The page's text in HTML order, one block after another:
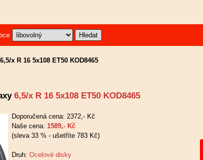
x R 16 5x108 ET50 KOD8465
6,5/x R 16 5x108 ET50 KOD8465
Doporučená cena: 2372,- Kč
Naše cena: 1589,- Kč
(sleva 33 % - ušetříte 783 Kč)
Druh: Ocelové disky